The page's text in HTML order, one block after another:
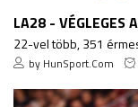
LA28 - VÉGLEGES
22-vel több, 351
by HunSport.Com